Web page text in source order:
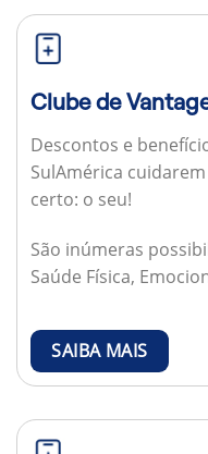
Clube de
Descontos e
SulAmérica
certo: o seu!
São inúmeras
Saúde Física,
SAIBA MAIS